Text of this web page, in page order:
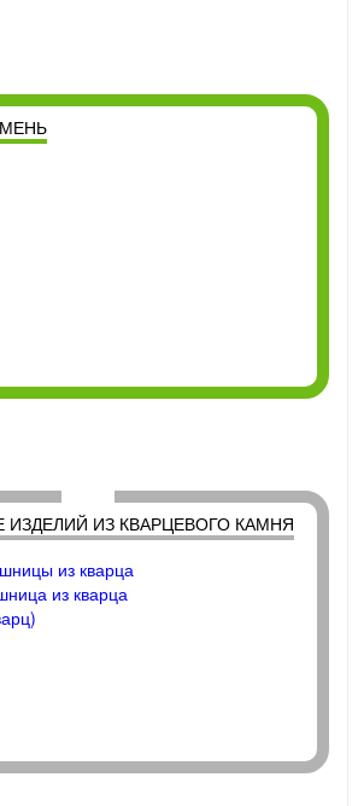
ИЗДЕЛИЙ ИЗ КВАРЦЕВОГО КАМНЯ
из кварца
из кварца